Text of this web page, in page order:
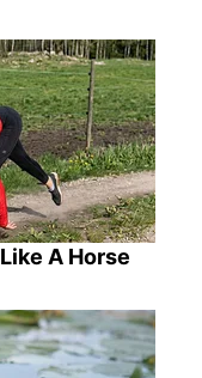
A Horse